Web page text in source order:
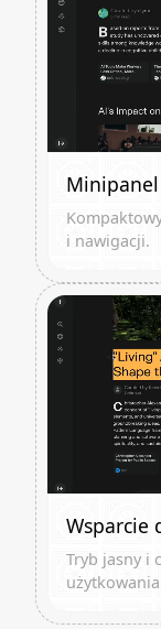
Minipanel
i nawigacji.
Wsparcie
Tryb jasny i